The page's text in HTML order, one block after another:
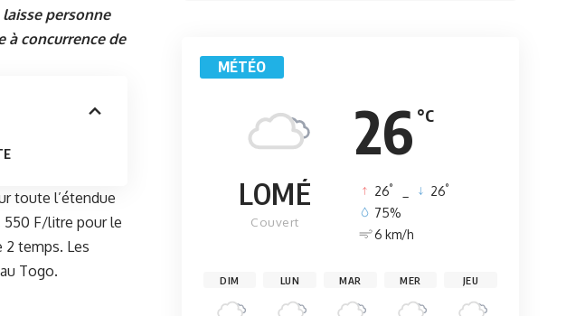
personne
à concurrence de
toute l’étendue
550 F/litre pour le
temps. Les
Togo.
MÉTÉO
26 °C
LOMÉ
Couvert
26° 26°
75%
6 km/h
DIM LUN MAR MER JEU